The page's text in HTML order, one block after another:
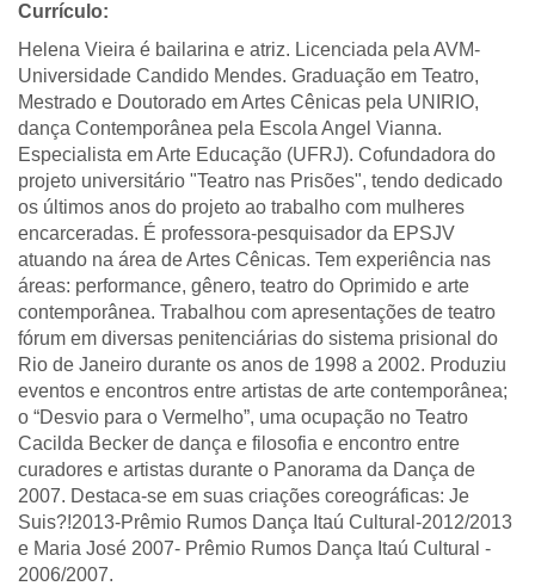
Currículo:
Helena Vieira é bailarina e atriz. Licenciada pela AVM-
Universidade Candido Mendes. Graduação em Teatro,
Mestrado e Doutorado em Artes Cênicas pela UNIRIO,
dança Contemporânea pela Escola Angel Vianna.
Especialista em Arte Educação (UFRJ). Cofundadora do
projeto universitário "Teatro nas Prisões", tendo dedicado
os últimos anos do projeto ao trabalho com mulheres
encarceradas. É professora-pesquisador da EPSJV
atuando na área de Artes Cênicas. Tem experiência nas
áreas: performance, gênero, teatro do Oprimido e arte
contemporânea. Trabalhou com apresentações de teatro
fórum em diversas penitenciárias do sistema prisional do
Rio de Janeiro durante os anos de 1998 a 2002. Produziu
eventos e encontros entre artistas de arte contemporânea;
o “Desvio para o Vermelho”, uma ocupação no Teatro
Cacilda Becker de dança e filosofia e encontro entre
curadores e artistas durante o Panorama da Dança de
2007. Destaca-se em suas criações coreográficas: Je
Suis?!2013-Prêmio Rumos Dança Itaú Cultural-2012/2013
e Maria José 2007- Prêmio Rumos Dança Itaú Cultural -
2006/2007.